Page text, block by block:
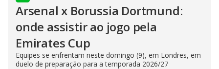
Arsenal x Borussia Dortmund:
onde assistir ao jogo pela
Emirates Cup
Equipes se enfrentam neste domingo (9), em Londres, em
duelo de preparação para a temporada 2026/27